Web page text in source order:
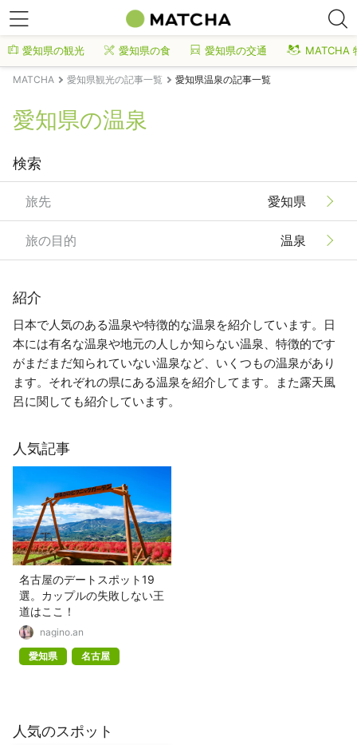
愛知県の観光 愛知県の食 愛知県の交通 MATCHA
MATCHA 愛知県観光の記事一覧 愛知県温泉の記事一覧
愛知県の温泉
検索
旅先 愛知県
旅の目的 温泉
紹介
日本で人気のある温泉や特徴的な温泉を紹介しています。日
本には有名な温泉や地元の人しか知らない温泉、特徴的です
がまだまだ知られていない温泉など、いくつもの温泉があり
ます。それぞれの県にある温泉を紹介してます。また露天風
呂に関しても紹介しています。
人気記事
名古屋のデートスポット19
選。カップルの失敗しない王
道はここ！
nagino.an
愛知県
名古屋
人気のスポット